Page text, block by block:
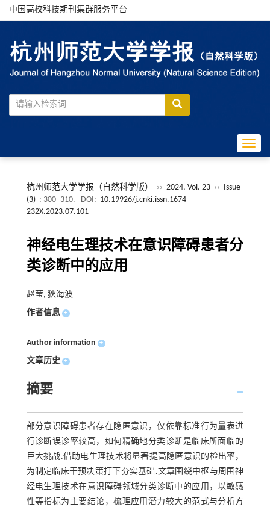
中国高校科技期刊集群服务平台
杭州师范大学学报（自然科学版） ›› 2024, Vol. 23 ›› Issue
(3) : 300 -310. DOI: 10.19926/j.cnki.issn.1674-
232X.2023.07.101
神经电生理技术在意识障碍患者分
类诊断中的应用
赵莹, 狄海波
作者信息 +
Author information +
文章历史 +
摘要
部分意识障碍患者存在隐匿意识，仅依靠标准行为量表进
行诊断误诊率较高，如何精确地分类诊断是临床所面临的
巨大挑战.借助电生理技术将显著提高隐匿意识的检出率，
为制定临床干预决策打下夯实基础.文章围绕中枢与周围神
经电生理技术在意识障碍领域分类诊断中的应用，以敏感
性等指标为主要结论，梳理应用潜力较大的范式与分析方